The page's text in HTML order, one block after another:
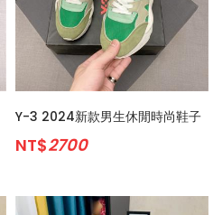
Y-3 2024新款男生休閒時尚鞋子
NT$2700